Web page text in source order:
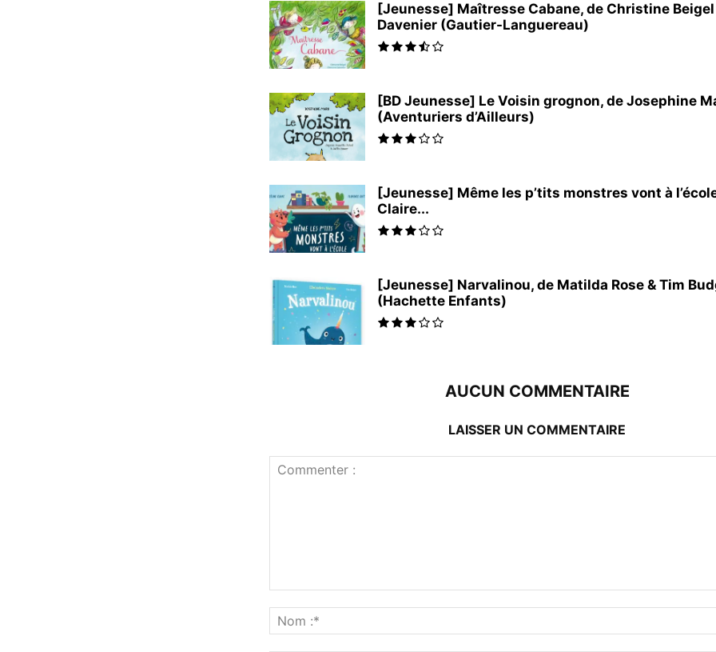
[Jeunesse] Maîtresse Cabane, de Christine
Davenier (Gautier-Languereau)
[BD Jeunesse] Le Voisin grognon, de Josephine
(Aventuriers d’Ailleurs)
[Jeunesse] Même les p’tits monstres vont à
Claire...
[Jeunesse] Narvalinou, de Matilda Rose & Tim
(Hachette Enfants)
AUCUN COMMENTAIRE
LAISSER UN COMMENTAIRE